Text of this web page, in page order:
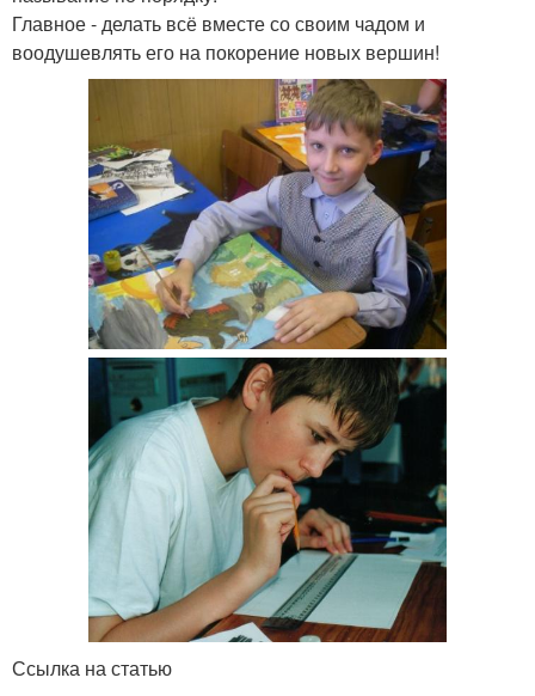
Главное - делать всё вместе со своим чадом и
воодушевлять его на покорение новых вершин!
Ссылка на статью